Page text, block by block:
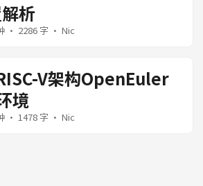
析
· 2286 字 · Nic
V架构OpenEuler
境
· 1478 字 · Nic